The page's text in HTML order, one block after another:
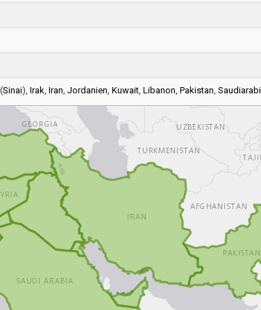
(Sinai), Irak, Iran, Jordanien, Kuwait, Libanon, Pakistan,